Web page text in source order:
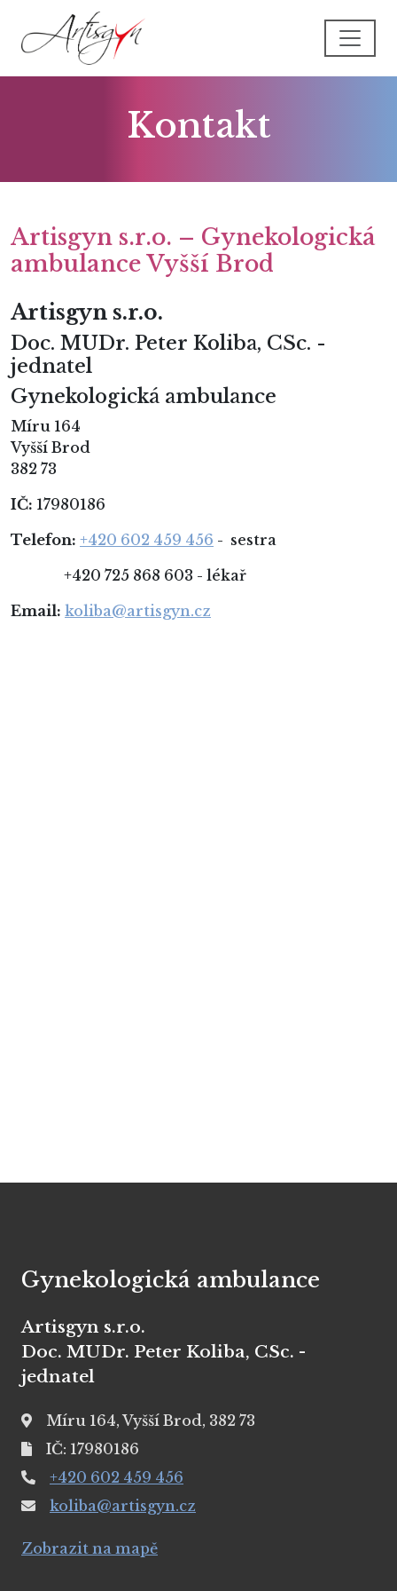
Kontakt
Artisgyn s.r.o. – Gynekologická
ambulance Vyšší Brod
Artisgyn s.r.o.
Doc. MUDr. Peter Koliba, CSc. -
jednatel
Gynekologická ambulance
Míru 164
Vyšší Brod
382 73
IČ: 17980186
Telefon: +420 602 459 456 - sestra
+420 725 868 603 - lékař
Email: koliba@artisgyn.cz
Gynekologická ambulance
Artisgyn s.r.o.
Doc. MUDr. Peter Koliba, CSc. -
jednatel
Míru 164, Vyšší Brod, 382 73
IČ: 17980186
+420 602 459 456
koliba@artisgyn.cz
Zobrazit na mapě